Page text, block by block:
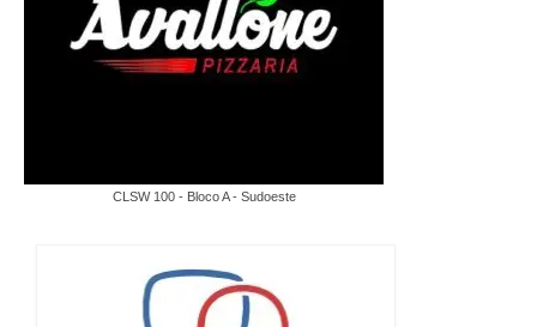
CLSW 100 - Bloco A - Sudoeste